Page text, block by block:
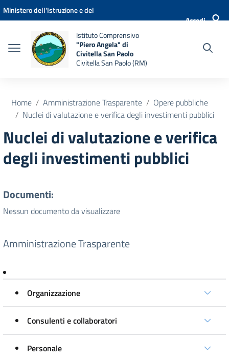
Vai ai contenuti
Vai al menu di navigazione
Vai al footer
Ministero dell'Istruzione e del
Accedi
Istituto Comprensivo
"Piero Angela" di
Civitella San Paolo
Civitella San Paolo (RM)
Home Amministrazione Trasparente
Opere pubbliche
Nuclei di valutazione e verifica degli investimenti pubblici
Nuclei di valutazione e verifica
degli investimenti pubblici
Documenti:
Nessun documento da visualizzare
Amministrazione Trasparente
Organizzazione
Consulenti e collaboratori
Personale